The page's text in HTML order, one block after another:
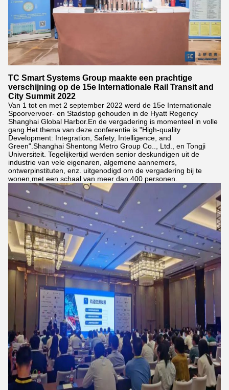
TC Smart Systems Group maakte een prachtige
verschijning op de 15e Internationale Rail Transit and
City Summit 2022
Van 1 tot en met 2 september 2022 werd de 15e Internationale
Spoorvervoer- en Stadstop gehouden in de Hyatt Regency
Shanghai Global Harbor.En de vergadering is momenteel in volle
gang.Het thema van deze conferentie is "High-quality
Development: Integration, Safety, Intelligence, and
Green".Shanghai Shentong Metro Group Co.., Ltd., en Tongji
Universiteit. Tegelijkertijd werden senior deskundigen uit de
industrie van vele eigenaren, algemene aannemers,
ontwerpinstituten, enz. uitgenodigd om de vergadering bij te
wonen,met een schaal van meer dan 400 personen.